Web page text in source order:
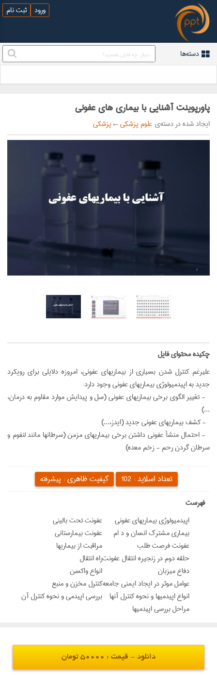
ورود ثبت نام
دسته‌ها
پاورپوینت آشنایی با بیماری های عفونی
ایجاد شده در دسته‌ی علوم پزشکی←پزشکی
‌چکیده محتوای فایل
علیرغم کنترل شدن بسیاری از بیماریهای عفونی، امروزه دلایلی برای رویکرد
جدید به اپیدمیولوژی بیماریهای عفونی وجود دارد:
- تغییر الگوی برخی بیماریهای عفونی (سل و پیدایش موارد مقاوم به درمان،
...)
- کشف بیماریهای عفونی جدید (ایدز،...)
- احتمال منشأ عفونی داشتن برخی بیماریهای مزمن (سرطانها مانند لنفوم و
سرطان گردن رحم - زخم معده)
کیفیت ظاهری :پیشرفته تعداد اسلاید :102
‌فهرست
اپیدمیولوژی بیماریهای عفونی
عفونت تحت باليني
بیماری مشترک انسان و د ام
عفونت بیمارستانی
عفونت فرصت طلب
مراقبت از بیماریها
حلقه دوم در زنجیره انتقال عفونتراه انتقال
دفاع میزبان
انواع واکسن
عوامل موثر در ایجاد ایمنی جامعهکنترل مخزن و منبع
انواع اپیدمیها و نحوه کنترل آنها
بررسی اپیدمی و نحوه کنترل آن
مراحل بررسی اپیدمیها
دانلود - قیمت : 50000 تومان